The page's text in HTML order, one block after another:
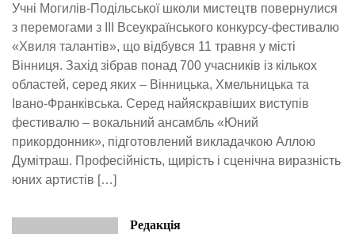
Учні Могилів-Подільської школи мистецтв повернулися
з перемогами з ІІІ Всеукраїнського конкурсу-фестивалю
«Хвиля талантів», що відбувся 11 травня у місті
Вінниця. Захід зібрав понад 700 учасників із кількох
областей, серед яких – Вінницька, Хмельницька та
Івано-Франківська. Серед найяскравіших виступів
фестивалю – вокальний ансамбль «Юний
прикордонник», підготовлений викладачкою Аллою
Думітраш. Професійність, щирість і сценічна виразність
юних артистів […]
Редакція